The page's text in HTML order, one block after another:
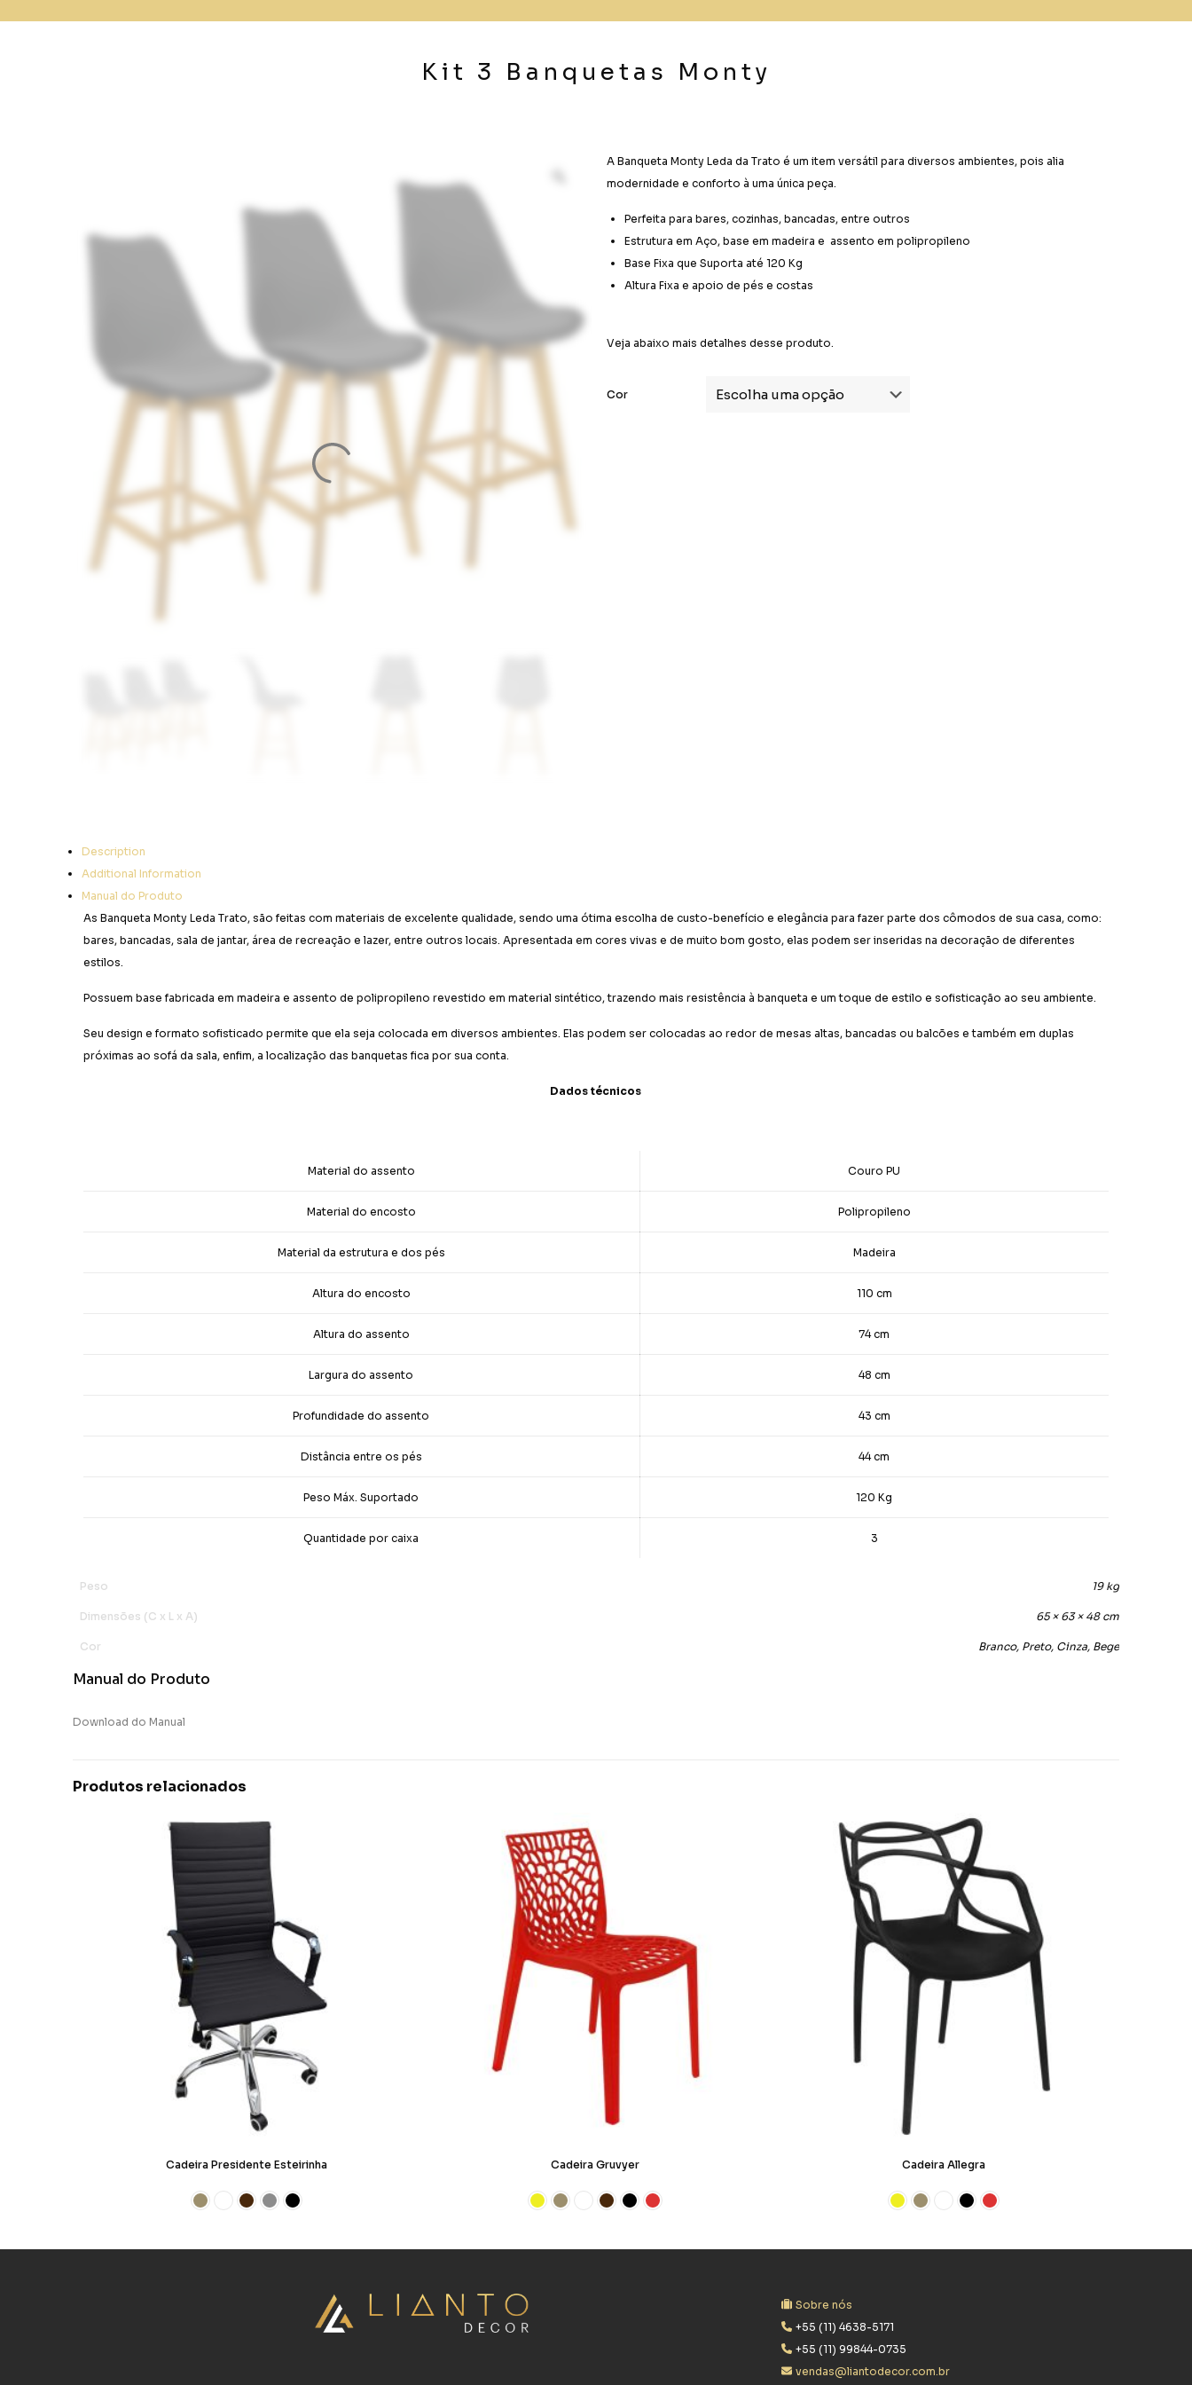
Kit 3 Banquetas Monty
A Banqueta Monty Leda da Trato é um item versátil para diversos ambientes, pois alia
modernidade e conforto à uma única peça.
Perfeita para bares, cozinhas, bancadas, entre outros
Estrutura em Aço, base em madeira e assento em polipropileno
Base Fixa que Suporta até 120 Kg
Altura Fixa e apoio de pés e costas
Veja abaixo mais detalhes desse produto.
Cor
Description
Additional Information
Manual do Produto
As Banqueta Monty Leda Trato, são feitas com materiais de excelente qualidade, sendo uma ótima escolha de custo-benefício e elegância para fazer parte dos cômodos de sua casa, como:
bares, bancadas, sala de jantar, área de recreação e lazer, entre outros locais. Apresentada em cores vivas e de muito bom gosto, elas podem ser inseridas na decoração de diferentes
estilos.
Possuem base fabricada em madeira e assento de polipropileno revestido em material sintético, trazendo mais resistência à banqueta e um toque de estilo e sofisticação ao seu ambiente.
Seu design e formato sofisticado permite que ela seja colocada em diversos ambientes. Elas podem ser colocadas ao redor de mesas altas, bancadas ou balcões e também em duplas
próximas ao sofá da sala, enfim, a localização das banquetas fica por sua conta.
Dados técnicos
Material do assento Couro PU
Material do encosto Polipropileno
Material da estrutura e dos pés Madeira
Altura do encosto 110 cm
Altura do assento 74 cm
Largura do assento 48 cm
Profundidade do assento 43 cm
Distância entre os pés 44 cm
Peso Máx. Suportado 120 Kg
Quantidade por caixa 3
Peso 19 kg
Dimensões (C x L x A) 65 × 63 × 48 cm
Cor Branco, Preto, Cinza, Bege
Manual do Produto
Download do Manual
Produtos relacionados
Cadeira Presidente Esteirinha Cadeira Gruvyer Cadeira Allegra
Sobre nós
+55 (11) 4638-5171
+55 (11) 99844-0735
vendas@liantodecor.com.br